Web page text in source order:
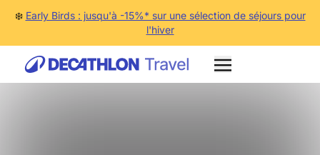
❄️ Early Birds : jusqu'à -15%* sur une sélection de séjours pour
l'hiver